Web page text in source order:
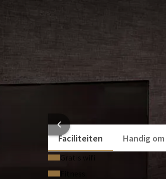
Verblijf voordelig bij Hotel
minuten afstand van Brussels
Heeft u een Valk Account? Dan
account. Boek uw favoriete hotel
Binnen vijf minuten op
Faciliteiten
Handig
Gratis wifi